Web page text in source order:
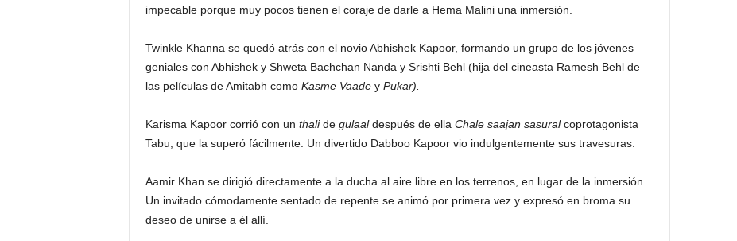
impecable porque muy pocos tienen el coraje de darle a Hema Malini una inmersión.
Twinkle Khanna se quedó atrás con el novio Abhishek Kapoor, formando un grupo de los jóvenes
geniales con Abhishek y Shweta Bachchan Nanda y Srishti Behl (hija del cineasta Ramesh Behl de
las películas de Amitabh como Kasme Vaadey Pukar).
Karisma Kapoor corrió con un thalide gulaaldespués de ella Chale saajan sasuralcoprotagonista
Tabu, que la superó fácilmente. Un divertido Dabboo Kapoor vio indulgentemente sus travesuras.
Aamir Khan se dirigió directamente a la ducha al aire libre en los terrenos, en lugar de la inmersión.
Un invitado cómodamente sentado de repente se animó por primera vez y expresó en broma su
deseo de unirse a él allí.